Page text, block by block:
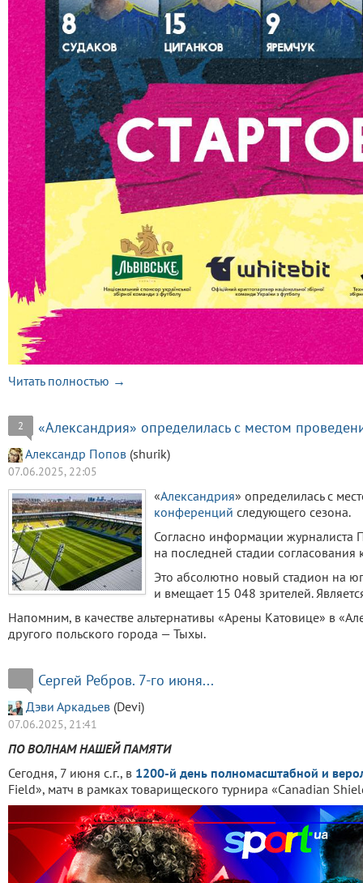
Читать полностью →
2 «Александрия» определилась с местом
Александр Попов (shurik)
07.06.2025, 22:05
«Александрия» определилась с
конференций следующего сезона.
Согласно информации журналиста
на последней стадии
Это абсолютно новый стадион на
и вмещает 15 048 зрителей.
Напомним, в качестве альтернативы «Арены Катовице» в
другого польского города — Тыхы.
Сергей Ребров. 7-го июня...
Дэви Аркадьев (Devi)
07.06.2025, 21:41
ПО ВОЛНАМ НАШЕЙ ПАМЯТИ
Сегодня, 7 июня с.г., в 1200-й день полномасштабной и
Field», матч в рамках товарищеского турнира «Canadian